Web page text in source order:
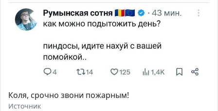
Коля, срочно звони пожарным!
Источник